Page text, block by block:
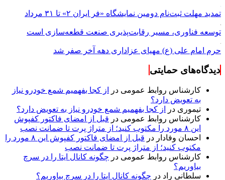
تمدید مهلت ثبت‌نام دومین نمایشگاه «فر ایران ۲» تا ۳۱ مرداد
توسعه فناوری، مسیر رقابت‌پذیری صنعت قطعه‌سازی است
حرم امام علی (ع) مهیای عزاداری دهه آخر صفر شد
دیدگاه‌های حمایتی
کارشناس روابط عمومی در
از کجا بفهمیم شمع خودرو نیاز
به تعویض دارد؟
تیموری در
از کجا بفهمیم شمع خودرو نیاز به تعویض دارد؟
کارشناس روابط عمومی در قبل از امضای فاکتور کفپوش
این ۸ مورد را مکتوب کنید؛ از متراژ پرت تا ضمانت نصب
احسان وفادار در
قبل از امضای فاکتور کفپوش این ۸ مورد را
مکتوب کنید؛ از متراژ پرت تا ضمانت نصب
کارشناس روابط عمومی در چگونه کانال ایتا را در سرچ
بیاوریم؟
سلطانی راد در چگونه کانال ایتا را در سرچ بیاوریم؟